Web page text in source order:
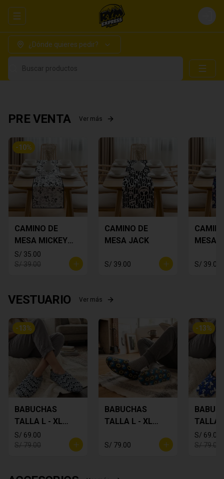
Abrir menu de navegación Login
¿Dónde quieres pedir?
Buscar productos
PRE VENTA Ver más
-10%
CAMINO DE
MESA MICKEY
PLOMO
S/ 35.00
S/ 39.00
CAMINO DE
MESA JACK
S/ 39.00
MESA
S/ 39.00
VESTUARIO Ver más
-13%
BABUCHAS
TALLA L - XL
MICKEY
S/ 69.00
S/ 79.00
BABUCHAS
TALLA L - XL
S/ 79.00
-13%
TALLA
S/ 69.00
S/ 79.00